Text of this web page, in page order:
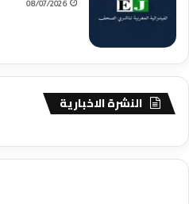
08/07/2026
النشرة الاخبارية